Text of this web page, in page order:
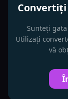
Convertiți
Sunteți
Utilizați
vă